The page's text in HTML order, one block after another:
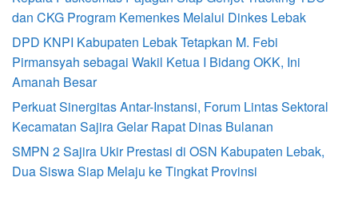
dan CKG Program Kemenkes Melalui Dinkes Lebak
DPD KNPI Kabupaten Lebak Tetapkan M. Febi
Pirmansyah sebagai Wakil Ketua I Bidang OKK, Ini
Amanah Besar
Perkuat Sinergitas Antar-Instansi, Forum Lintas Sektoral
Kecamatan Sajira Gelar Rapat Dinas Bulanan
SMPN 2 Sajira Ukir Prestasi di OSN Kabupaten Lebak,
Dua Siswa Siap Melaju ke Tingkat Provinsi